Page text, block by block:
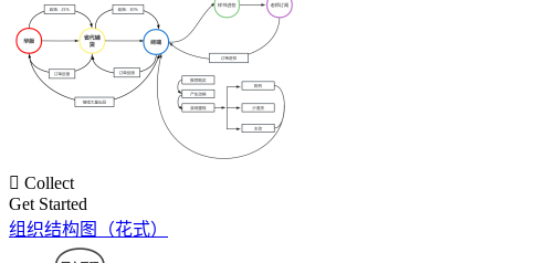
 Collect
Get Started
组织结构图（花式）